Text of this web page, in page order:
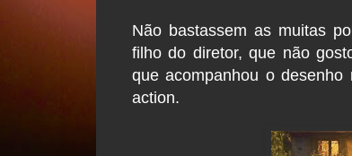
Não bastassem as muitas
filho do diretor, que não
que acompanhou o
action.